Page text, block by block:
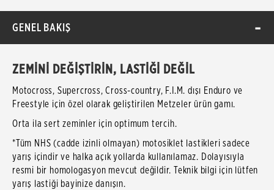
GENEL BAKIŞ
ZEMİNİ DEĞİŞTİRİN, LASTİĞİ DEĞİL
Motocross, Supercross, Cross-country, F.I.M. dışı Enduro ve
Freestyle için özel olarak geliştirilen Metzeler ürün gamı.
Orta ila sert zeminler için optimum tercih.
*Tüm NHS (cadde izinli olmayan) motosiklet lastikleri sadece
yarış içindir ve halka açık yollarda kullanılamaz. Dolayısıyla
resmi bir homologasyon mevcut değildir. Teknik bilgi için lütfen
yarış lastiği bayinize danışın.